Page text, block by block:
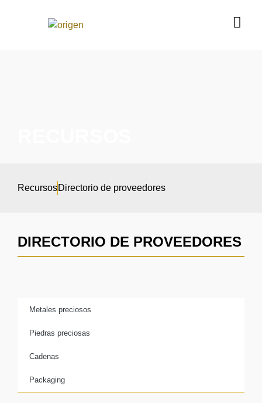
RecursosDirectorio de proveedores
DIRECTORIO DE PROVEEDORES
Metales preciosos
Piedras preciosas
Cadenas
Packaging